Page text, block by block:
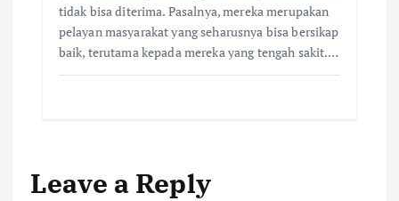
tidak bisa diterima. Pasalnya, mereka merupakan
pelayan masyarakat yang seharusnya bisa bersikap
baik, terutama kepada mereka yang tengah sakit.…
Leave a Reply